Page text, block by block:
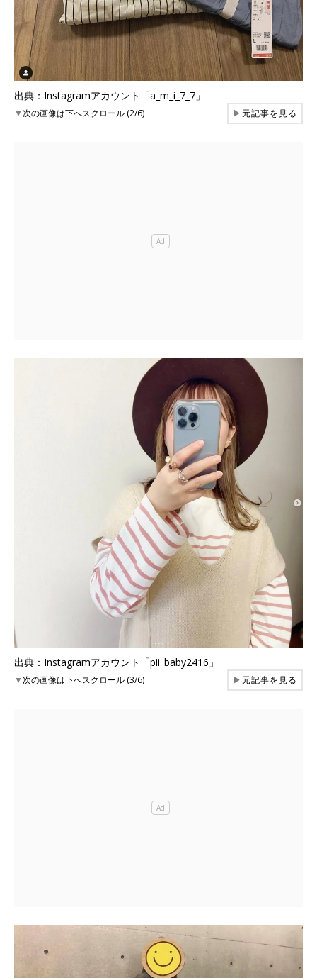
出典：Instagramアカウント「a_m_i_7_7」
▼次の画像は下へスクロール (2/6) ▶元記事を見る
出典：Instagramアカウント「pii_baby2416」
▼次の画像は下へスクロール (3/6) ▶元記事を見る